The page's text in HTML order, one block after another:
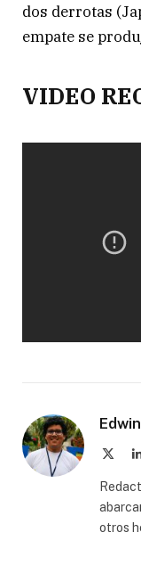
dos derrotas
empate se
VIDEO
otros